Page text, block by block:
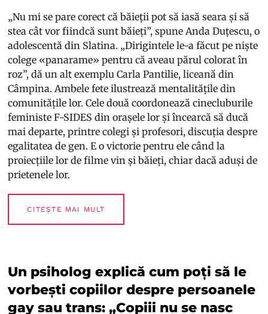
„Nu mi se pare corect că băieții pot să iasă seara și să
stea cât vor fiindcă sunt băieți”, spune Anda Duțescu, o
adolescentă din Slatina. „Dirigintele le-a făcut pe niște
colege «panarame» pentru că aveau părul colorat în
roz”, dă un alt exemplu Carla Pantilie, liceană din
Câmpina. Ambele fete ilustrează mentalitățile din
comunitățile lor. Cele două coordonează cinecluburile
feministe F-SIDES din orașele lor și încearcă să ducă
mai departe, printre colegi și profesori, discuția despre
egalitatea de gen. E o victorie pentru ele când la
proiecțiile lor de filme vin și băieți, chiar dacă aduși de
prietenele lor.
CITEȘTE MAI MULT
Un psiholog explică cum poți să le
vorbești copiilor despre persoanele
gay sau trans: „Copiii nu se nasc